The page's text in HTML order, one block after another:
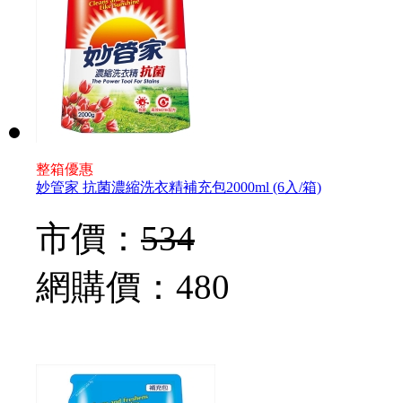
整箱優惠
妙管家 抗菌濃縮洗衣精補充包2000ml (6入/箱)
市價： 534
網購價： 480